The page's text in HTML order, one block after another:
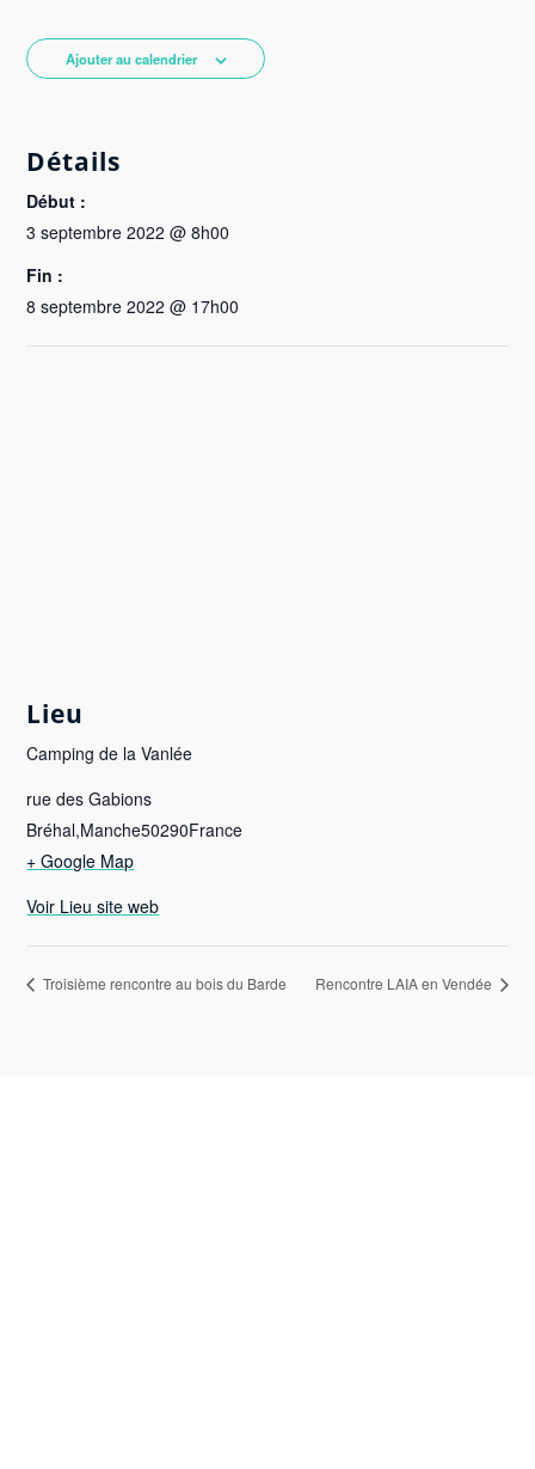
Ajouter au calendrier
Détails
Début :
3 septembre 2022 @ 8h00
Fin :
8 septembre 2022 @ 17h00
Lieu
Camping de la Vanlée
rue des Gabions
Bréhal,Manche50290France
+ Google Map
Voir Lieu site web
Troisième rencontre au bois du Barde Rencontre LAIA en Vendée